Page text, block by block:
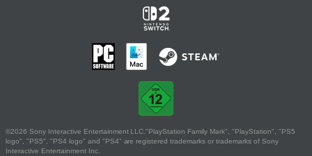
©2026 Sony Interactive Entertainment LLC."PlayStation Family Mark", "PlayStation", "PS5
logo", "PS5", "PS4 logo" and "PS4" are registered trademarks or trademarks of Sony
Interactive Entertainment Inc.